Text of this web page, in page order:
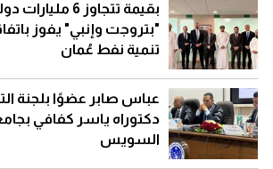
بقيمة تتجاوز 6
"بتروجت وإنبي" يفوز
تنمية نفط عُمان
عباس صابر عضوًا بلجنة
دكتوراه ياسر كفافي
السويس